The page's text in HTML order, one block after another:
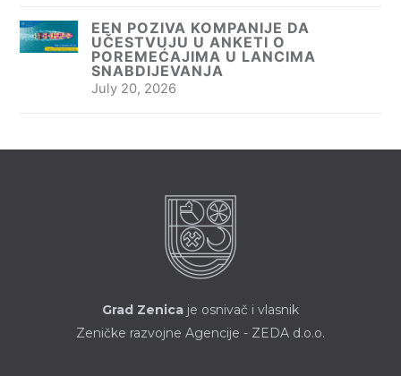
EEN POZIVA KOMPANIJE DA
UČESTVUJU U ANKETI O
POREMEĆAJIMA U LANCIMA
SNABDIJEVANJA
July 20, 2026
Grad Zenica je osnivač i vlasnik
Zeničke razvojne Agencije - ZEDA d.o.o.